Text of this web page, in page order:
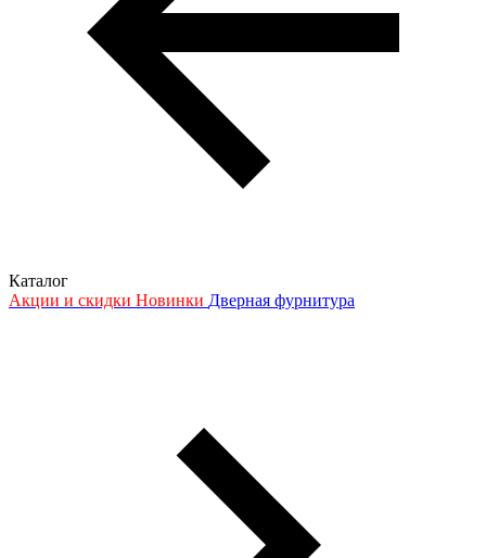
Каталог
Акции и скидки Новинки Дверная фурнитура